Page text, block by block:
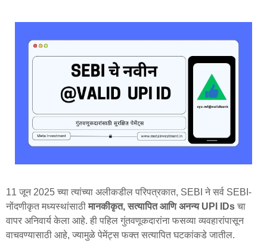
11 जून 2025 च्या त्यांच्या अलीकडील परिपत्रकात, SEBI ने सर्व SEBI-
नोंदणीकृत मध्यस्थांसाठीमानकीकृत, सत्यापित आणि अनन्य UPI IDs चा
वापर अनिवार्य केला आहे. ही पहिल गुंतवणूकदारांना फसव्या व्यवहारांपासून
वाचवण्यासाठी आहे, ज्यामुळे पेमेंट्स फक्त सत्यापित घटकांकडे जातील.